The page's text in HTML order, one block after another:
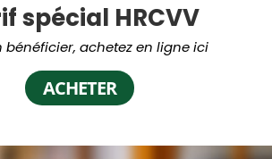
spécial HRCVV
bénéficier, achetez en ligne ici
ACHETER